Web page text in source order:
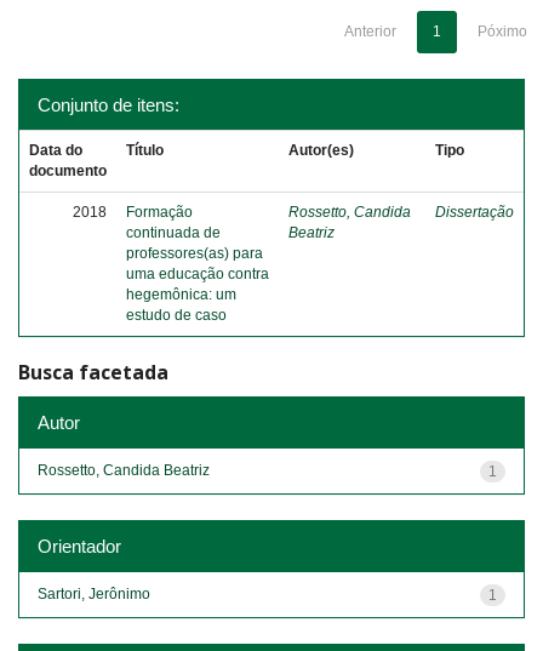
Anterior 1 Póximo
Conjunto de itens:
Data do
documento
Título Autor(es) Tipo
2018
Formação
continuada de
professores(as) para
uma educação contra
hegemônica: um
estudo de caso
Rossetto, Candida
Beatriz
Dissertação
Busca facetada
Autor
1
Rossetto, Candida Beatriz
Orientador
1
Sartori, Jerônimo